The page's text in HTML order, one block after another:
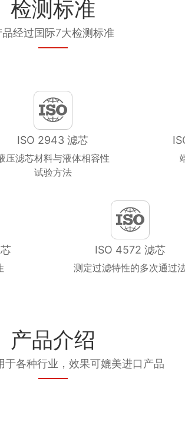
检测标准
品经过国际7大检测标准
ISO 2943 滤芯
压滤芯材料与液体相容性
试验方法
ISO 4572 滤芯
测定过滤特性的多次通过
产品介绍
于各种行业，效果可媲美进口产品